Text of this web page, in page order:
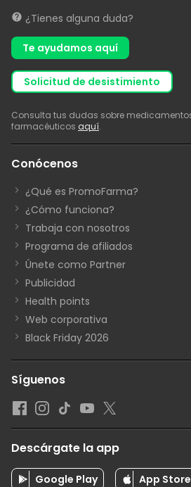
¿Tienes alguna duda?
Te ayudamos aquí
solicitud de desistimiento
Consulta tus dudas sobre
farmacéuticos aquí.
Conócenos
¿Qué es PromoFarma?
¿Cómo funciona?
Trabaja con nosotros
Programa de afiliados
Únete como Partner
Publicidad
Health points
Web corporativa
Black Friday 2026
Síguenos
Descárgate la app
Google Play App Store